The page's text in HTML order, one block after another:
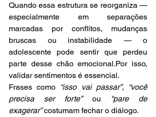
Quando essa estrutura se reorganiza —
especialmente em separações
marcadas por conflitos, mudanças
bruscas ou instabilidade — o
adolescente pode sentir que perdeu
parte desse chão emocional.Por isso,
validar sentimentos é essencial.
Frases como “isso vai passar”,
“você
precisa ser forte” ou
“pare de
exagerar” costumam fechar o diálogo.